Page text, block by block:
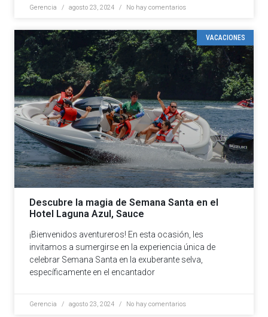
Gerencia agosto 23, 2024 No hay comentarios
VACACIONES
Descubre la magia de Semana Santa en el
Hotel Laguna Azul, Sauce
¡Bienvenidos aventureros! En esta ocasión, les
invitamos a sumergirse en la experiencia única de
celebrar Semana Santa en la exuberante selva,
específicamente en el encantador
Gerencia agosto 23, 2024 No hay comentarios